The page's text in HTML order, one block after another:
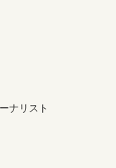
ナリスト